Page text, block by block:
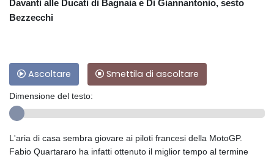
Davanti alle Ducati di Bagnaia e Di Giannantonio, sesto
Bezzecchi
Ascoltare Smettila di ascoltare
Dimensione del testo:
L'aria di casa sembra giovare ai piloti francesi della MotoGP.
Fabio Quartararo ha infatti ottenuto il miglior tempo al termine